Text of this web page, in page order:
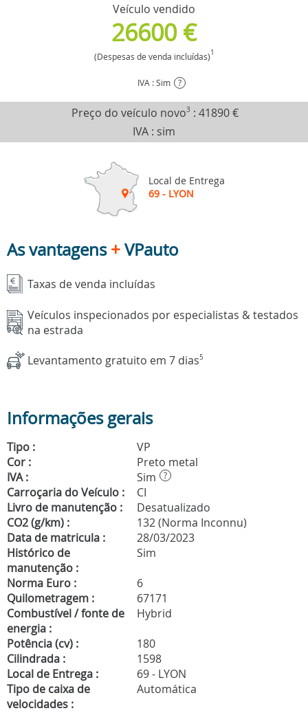
Veículo vendido
26600 €
(Despesas de venda incluídas)1
IVA : Sim ?
Preço do veículo novo3 : 41890 €
IVA : sim
Local de Entrega
69 - LYON
As vantagens+VPauto
Taxas de venda incluídas
Veículos inspecionados por especialistas & testados
na estrada
Levantamento gratuito em 7 dias5
Informações gerais
Tipo :
VP
Cor :
Preto metal
IVA :
Sim ?
Carroçaria do Veículo :
CI
Livro de manutenção :
Desatualizado
CO2 (g/km) :
132 (Norma Inconnu)
Data de matricula :
28/03/2023
Histórico de
manutenção :
Sim
Norma Euro :
6
Quilometragem :
67171
Combustível / fonte de
energia :
Hybrid
Potência (cv) :
180
Cilindrada :
1598
Local de Entrega :
69 - LYON
Tipo de caixa de
velocidades :
Automática